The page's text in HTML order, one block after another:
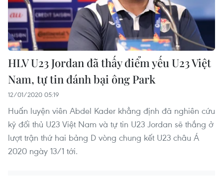
HLV U23 Jordan đã thấy điểm yếu U23 Việt
Nam, tự tin đánh bại ông Park
12/01/2020 05:19
Huấn luyện viên Abdel Kader khẳng định đã nghiên cứu
kỹ đối thủ U23 Việt Nam và tự tin U23 Jordan sẽ thắng ở
lượt trận thứ hai bảng D vòng chung kết U23 châu Á
2020 ngày 13/1 tới.